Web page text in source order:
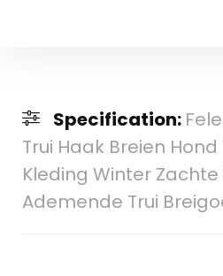
Specification:
Trui Haak Breien Hond
Kleding Winter
Ademende Trui